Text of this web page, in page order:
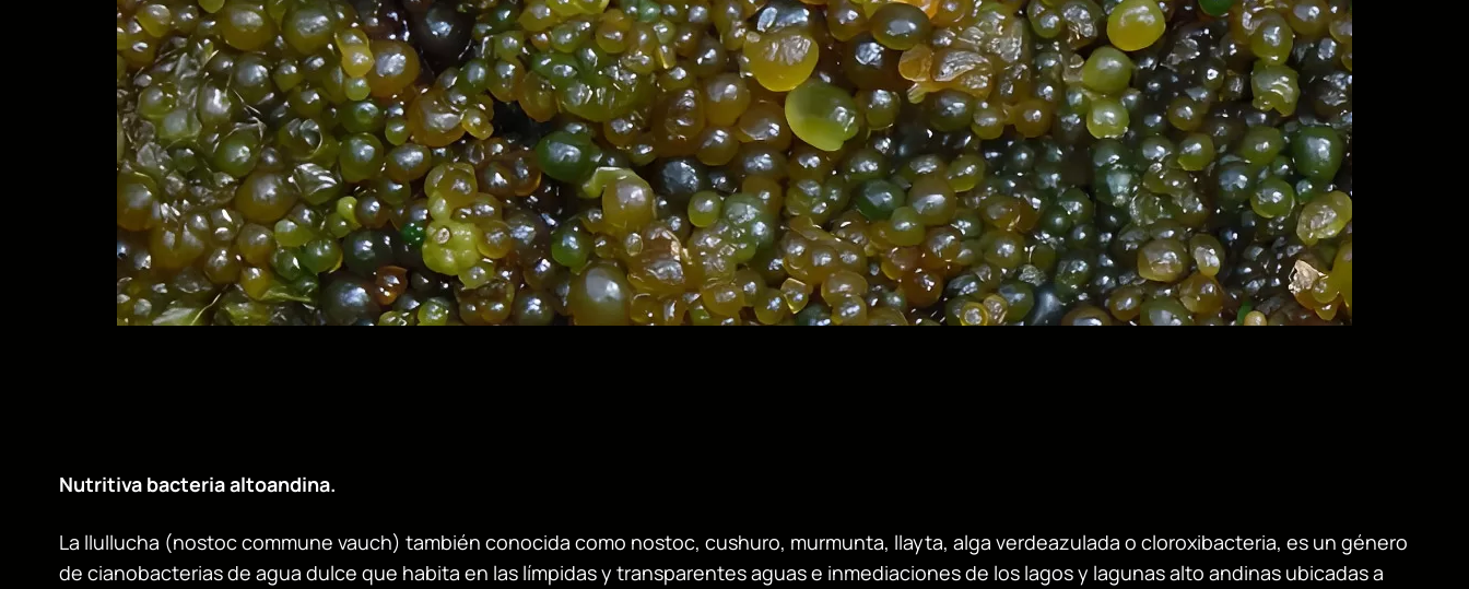
Nutritiva bacteria altoandina.
La llullucha (nostoc commune vauch) también conocida como nostoc, cushuro, murmunta, llayta, alga verdeazulada o cloroxibacteria, es un género
de cianobacterias de agua dulce que habita en las límpidas y transparentes aguas e inmediaciones de los lagos y lagunas alto andinas ubicadas a